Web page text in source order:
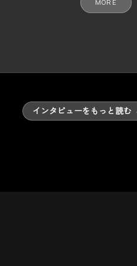
MORE
インタビューをもっと読む